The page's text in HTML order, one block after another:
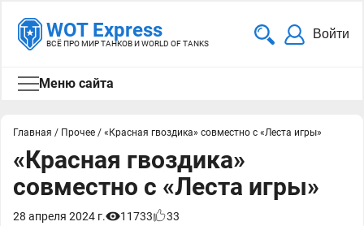
WOT Express
ВСЁ ПРО МИР ТАНКОВ И WORLD OF TANKS
Войти
Меню сайта
Главная / Прочее / «Красная гвоздика» совместно с «Леста игры»
«Красная гвоздика»
совместно с «Леста игры»
28 апреля 2024 г. 11733 33